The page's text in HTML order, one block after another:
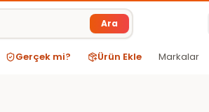
Ara
Gerçek mi? Ürün Ekle Markalar